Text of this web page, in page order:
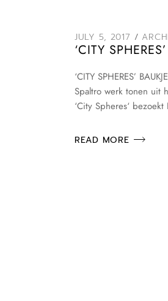
JULY 5, 2017
‘CITY
‘CITY SPHERES’
Spaltro werk tonen uit
‘City Spheres‘
READ MORE